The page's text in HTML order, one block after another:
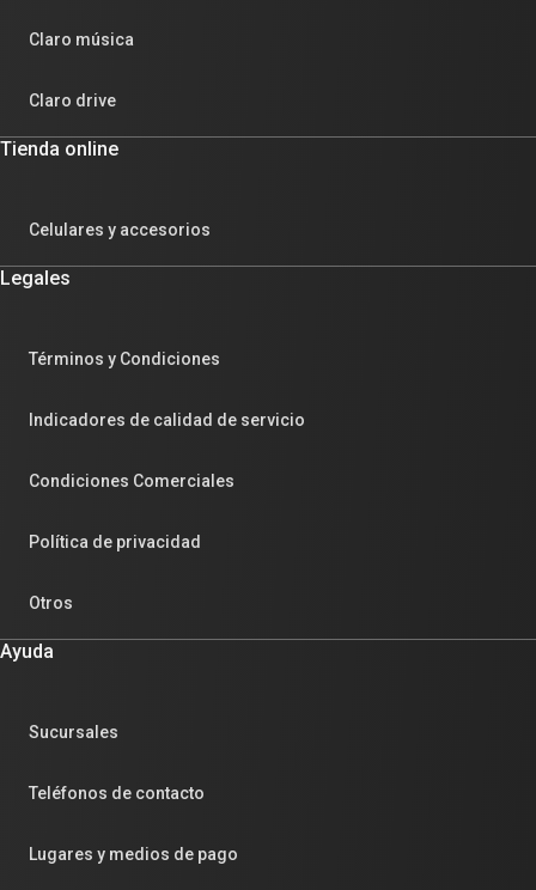
Claro música
Claro drive
Tienda online
Celulares y accesorios
Legales
Términos y Condiciones
Indicadores de calidad de servicio
Condiciones Comerciales
Política de privacidad
Otros
Ayuda
Sucursales
Teléfonos de contacto
Lugares y medios de pago